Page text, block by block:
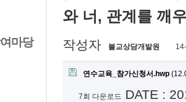
마당
와 너, 관계를 깨
작성자 불교상담개발원
연수교육_참가신청서.hwp
7회 다운로드 DATE :